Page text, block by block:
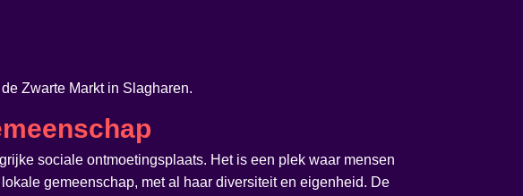
Zwarte Markt in Slagharen.
sociale ontmoetingsplaats. Het is een plek waar mensen
gemeenschap, met al haar diversiteit en eigenheid. De